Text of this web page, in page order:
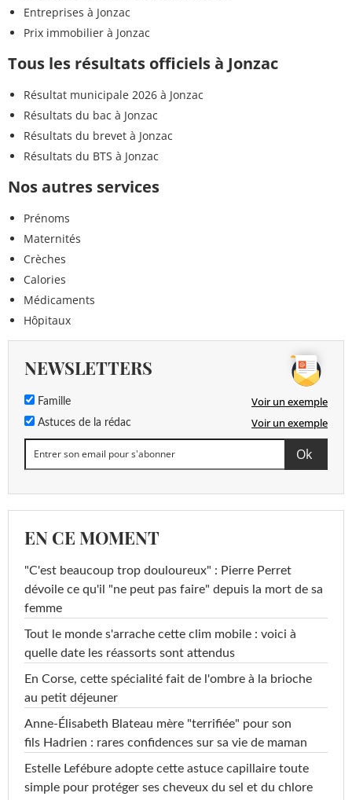
Entreprises à Jonzac
Prix immobilier à Jonzac
Tous les résultats officiels à Jonzac
Résultat municipale 2026 à Jonzac
Résultats du bac à Jonzac
Résultats du brevet à Jonzac
Résultats du BTS à Jonzac
Nos autres services
Prénoms
Maternités
Crèches
Calories
Médicaments
Hôpitaux
NEWSLETTERS
Famille Voir un exemple
Astuces de la rédac Voir un exemple
EN CE MOMENT
"C'est beaucoup trop douloureux" : Pierre Perret
dévoile ce qu'il "ne peut pas faire" depuis la mort de sa
femme
Tout le monde s'arrache cette clim mobile : voici à
quelle date les réassorts sont attendus
En Corse, cette spécialité fait de l'ombre à la brioche
au petit déjeuner
Anne-Élisabeth Blateau mère "terrifiée" pour son
fils Hadrien : rares confidences sur sa vie de maman
Estelle Lefébure adopte cette astuce capillaire toute
simple pour protéger ses cheveux du sel et du chlore